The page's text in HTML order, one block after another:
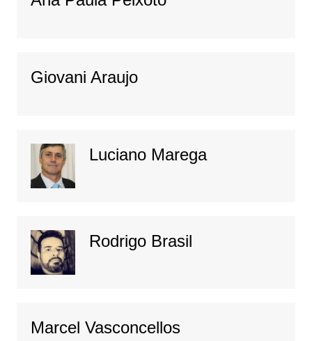
Giovani Araujo
Luciano Marega
Rodrigo Brasil
Marcel Vasconcellos